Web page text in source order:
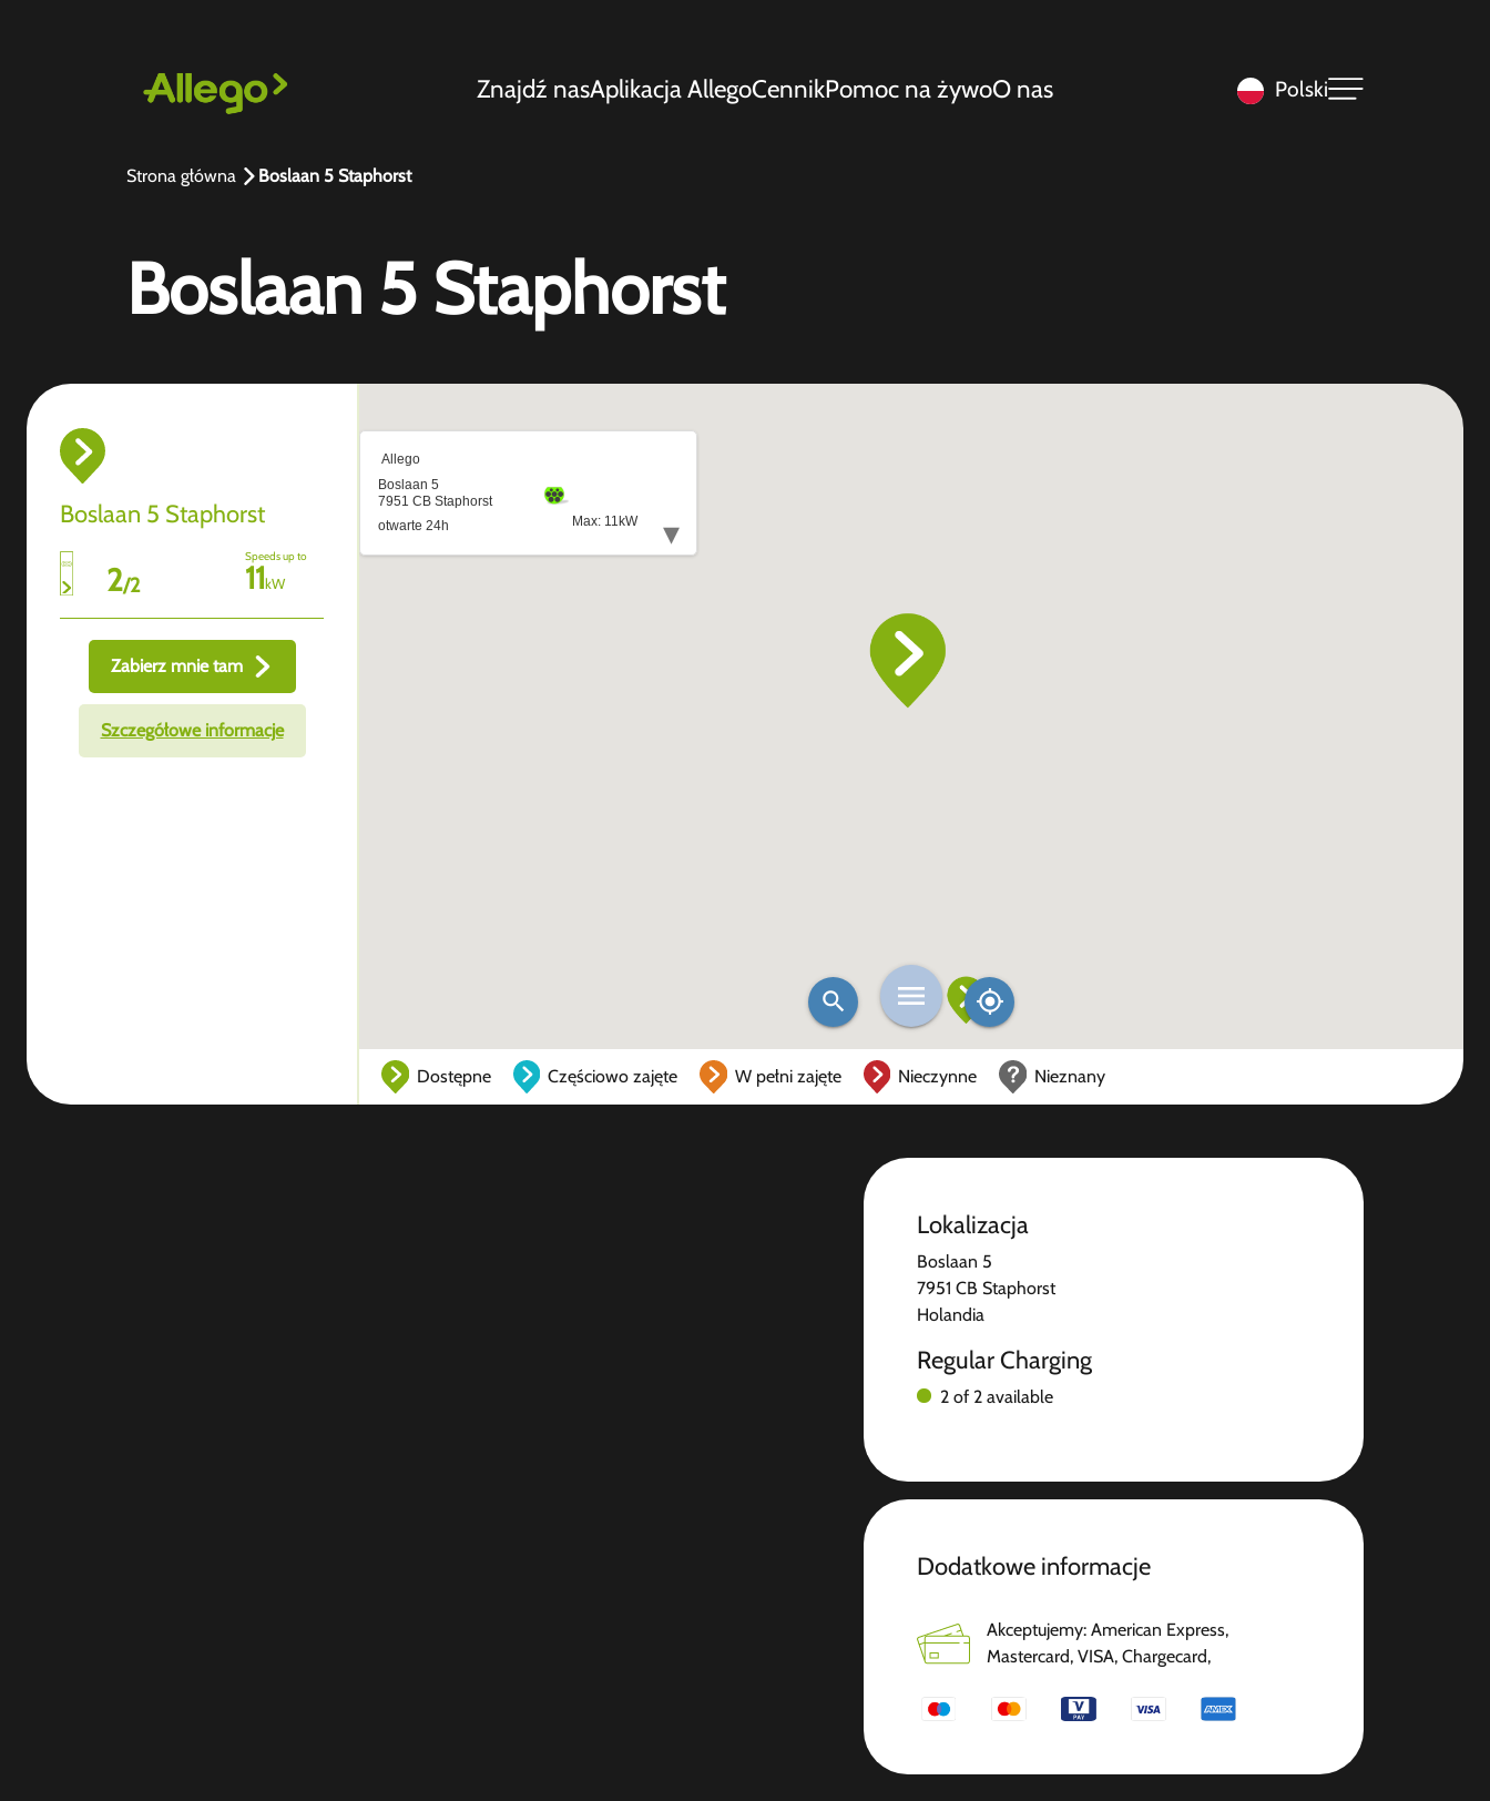
Znajdź nasAplikacja AllegoCennikPomoc na żywoO nas Polski
Strona główna Boslaan 5 Staphorst
Boslaan 5 Staphorst
Boslaan 5 Staphorst
2/2
Speeds up to
11kW
Zabierz mnie tam
Szczegółowe informacje
Dostępne Częściowo zajęte W pełni zajęte Nieczynne Nieznany
Lokalizacja
Boslaan 5
7951 CB Staphorst
Holandia
Regular Charging
2 of 2 available
Dodatkowe informacje
Akceptujemy: American Express,
Mastercard, VISA, Chargecard,